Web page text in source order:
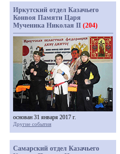
Иркутский отдел Казачьего
Конвоя Памяти Царя
Мученика Николая II (204)
основан 31 января 2017 г.
Другие события
Самарский отдел Казачьего